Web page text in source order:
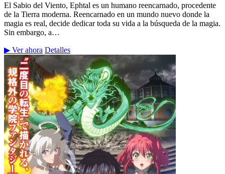
El Sabio del Viento, Ephtal es un humano reencarnado, procedente
de la Tierra moderna. Reencarnado en un mundo nuevo donde la
magia es real, decide dedicar toda su vida a la búsqueda de la magia.
Sin embargo, a…
▶ Ver ahora Detalles